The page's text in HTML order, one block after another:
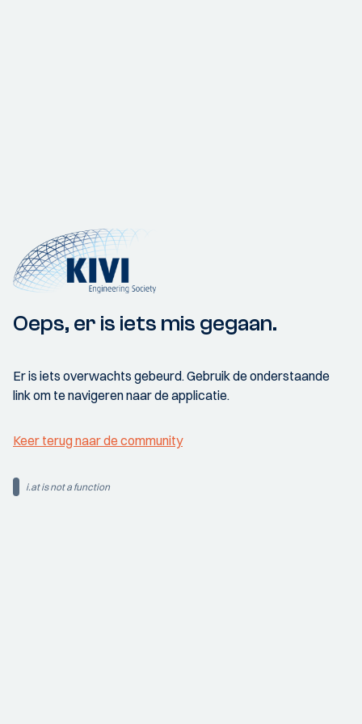
Oeps, er is iets mis gegaan.
Er is iets overwachts gebeurd. Gebruik de onderstaande
link om te navigeren naar de applicatie.
Keer terug naar de community
i.at is not a function